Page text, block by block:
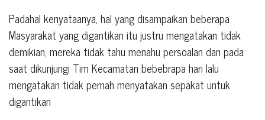
Padahal kenyataanya, hal yang disampaikan beberapa
Masyarakat yang digantikan itu justru mengatakan tidak
demikian, mereka tidak tahu menahu persoalan dan pada
saat dikunjungi Tim Kecamatan bebebrapa hari lalu
mengatakan tidak pernah menyatakan sepakat untuk
digantikan